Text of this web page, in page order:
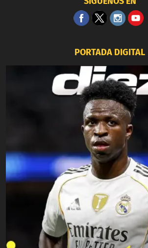
PORTADA DIGITAL